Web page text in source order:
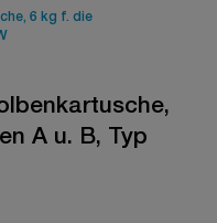
6 kg f. die
A u. B, Typ